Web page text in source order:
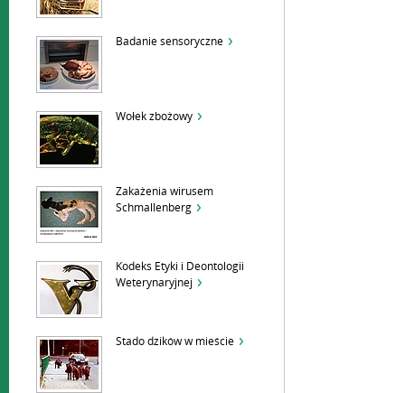
Badanie sensoryczne
Wołek zbożowy
Zakażenia wirusem
Schmallenberg
Kodeks Etyki i Deontologii
Weterynaryjnej
Stado dzików w mieście